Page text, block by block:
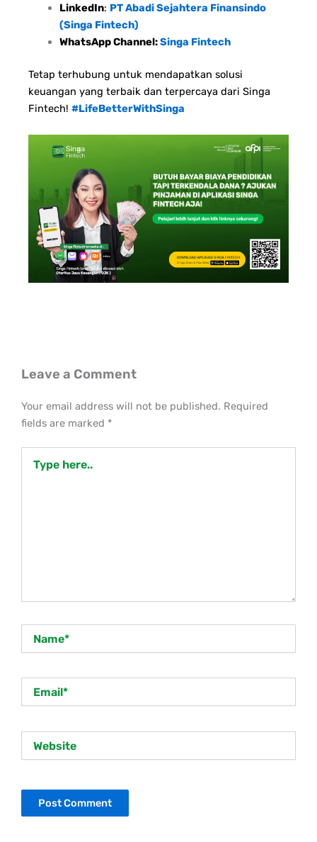
LinkedIn: PT Abadi Sejahtera Finansindo
(Singa Fintech)
WhatsApp Channel:Singa Fintech
Tetap terhubung untuk mendapatkan solusi
keuangan yang terbaik dan terpercaya dari Singa
Fintech! #LifeBetterWithSinga
Leave a Comment
Your email address will not be published. Required
fields are marked *
here..